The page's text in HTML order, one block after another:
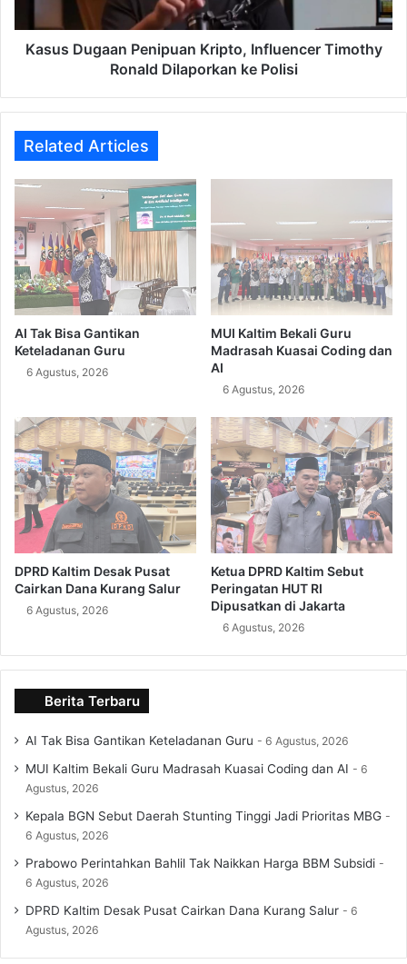
ke
Polisi
Kasus Dugaan Penipuan Kripto, Influencer Timothy
Ronald Dilaporkan ke Polisi
Related Articles
AI Tak Bisa Gantikan
Keteladanan Guru
6 Agustus, 2026
MUI Kaltim Bekali Guru
Madrasah Kuasai Coding dan
AI
6 Agustus, 2026
DPRD Kaltim Desak Pusat
Cairkan Dana Kurang Salur
6 Agustus, 2026
Ketua DPRD Kaltim Sebut
Peringatan HUT RI
Dipusatkan di Jakarta
6 Agustus, 2026
Berita Terbaru
AI Tak Bisa Gantikan Keteladanan Guru 6 Agustus, 2026
MUI Kaltim Bekali Guru Madrasah Kuasai Coding dan AI
6
Agustus, 2026
Kepala BGN Sebut Daerah Stunting Tinggi Jadi Prioritas MBG
6 Agustus, 2026
Prabowo Perintahkan Bahlil Tak Naikkan Harga BBM Subsidi
6 Agustus, 2026
DPRD Kaltim Desak Pusat Cairkan Dana Kurang Salur
6
Agustus, 2026